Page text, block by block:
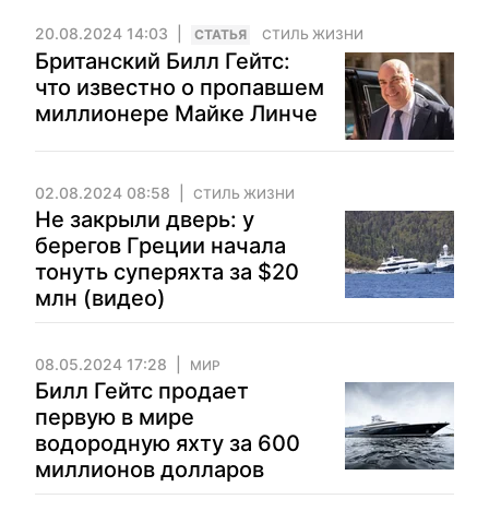
20.08.2024 14:03 CТАТЬЯ СТИЛЬ ЖИЗНИ
Британский Билл Гейтс:
что известно о пропавшем
миллионере Майке Линче
02.08.2024 08:58 СТИЛЬ ЖИЗНИ
Не закрыли дверь: у
берегов Греции начала
тонуть суперяхта за $20
млн (видео)
08.05.2024 17:28 МИР
Билл Гейтс продает
первую в мире
водородную яхту за 600
миллионов долларов